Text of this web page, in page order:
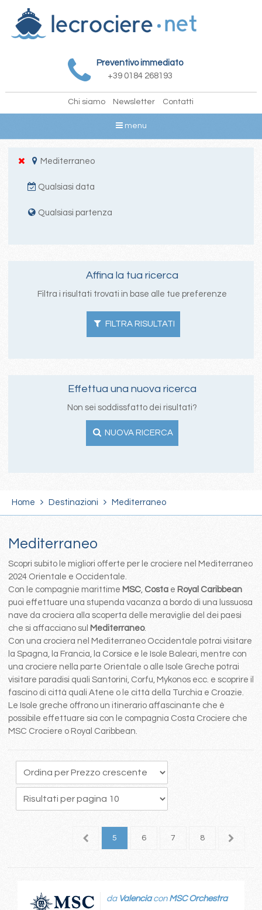
Preventivo immediato
+39 0184 268193
Chi siamo Newsletter Contatti
menu
Mediterraneo
Qualsiasi data
Qualsiasi partenza
Affina la tua ricerca
Filtra i risultati trovati in base alle tue preferenze
FILTRA RISULTATI
Effettua una nuova ricerca
Non sei soddissfatto dei risultati?
NUOVA RICERCA
Home Destinazioni Mediterraneo
Mediterraneo
Scopri subito le migliori offerte per le crociere nel Mediterraneo
2024 Orientale e Occidentale.
Con le compagnie marittime MSC, Costa e Royal Caribbean
puoi effettuare una stupenda vacanza a bordo di una lussuosa
nave da crociera alla scoperta delle meraviglie del dei paesi
che si affacciano sul Mediterraneo.
Con una crociera nel Mediterraneo Occidentale potrai visitare
la Spagna, la Francia, la Corsice e le Isole Baleari, mentre con
una crociere nella parte Orientale o alle Isole Greche potrai
visitare paradisi quali Santorini, Corfu, Mykonos ecc. e scoprire il
fascino di città quali Atene o le città della Turchia e Croazie.
Le Isole greche offrono un itinerario affascinante che è
possibile effettuare sia con le compagnia Costa Crociere che
MSC Crociere o Royal Caribbean.
4 5 6 7 8 9
da Valenciacon MSC Orchestra